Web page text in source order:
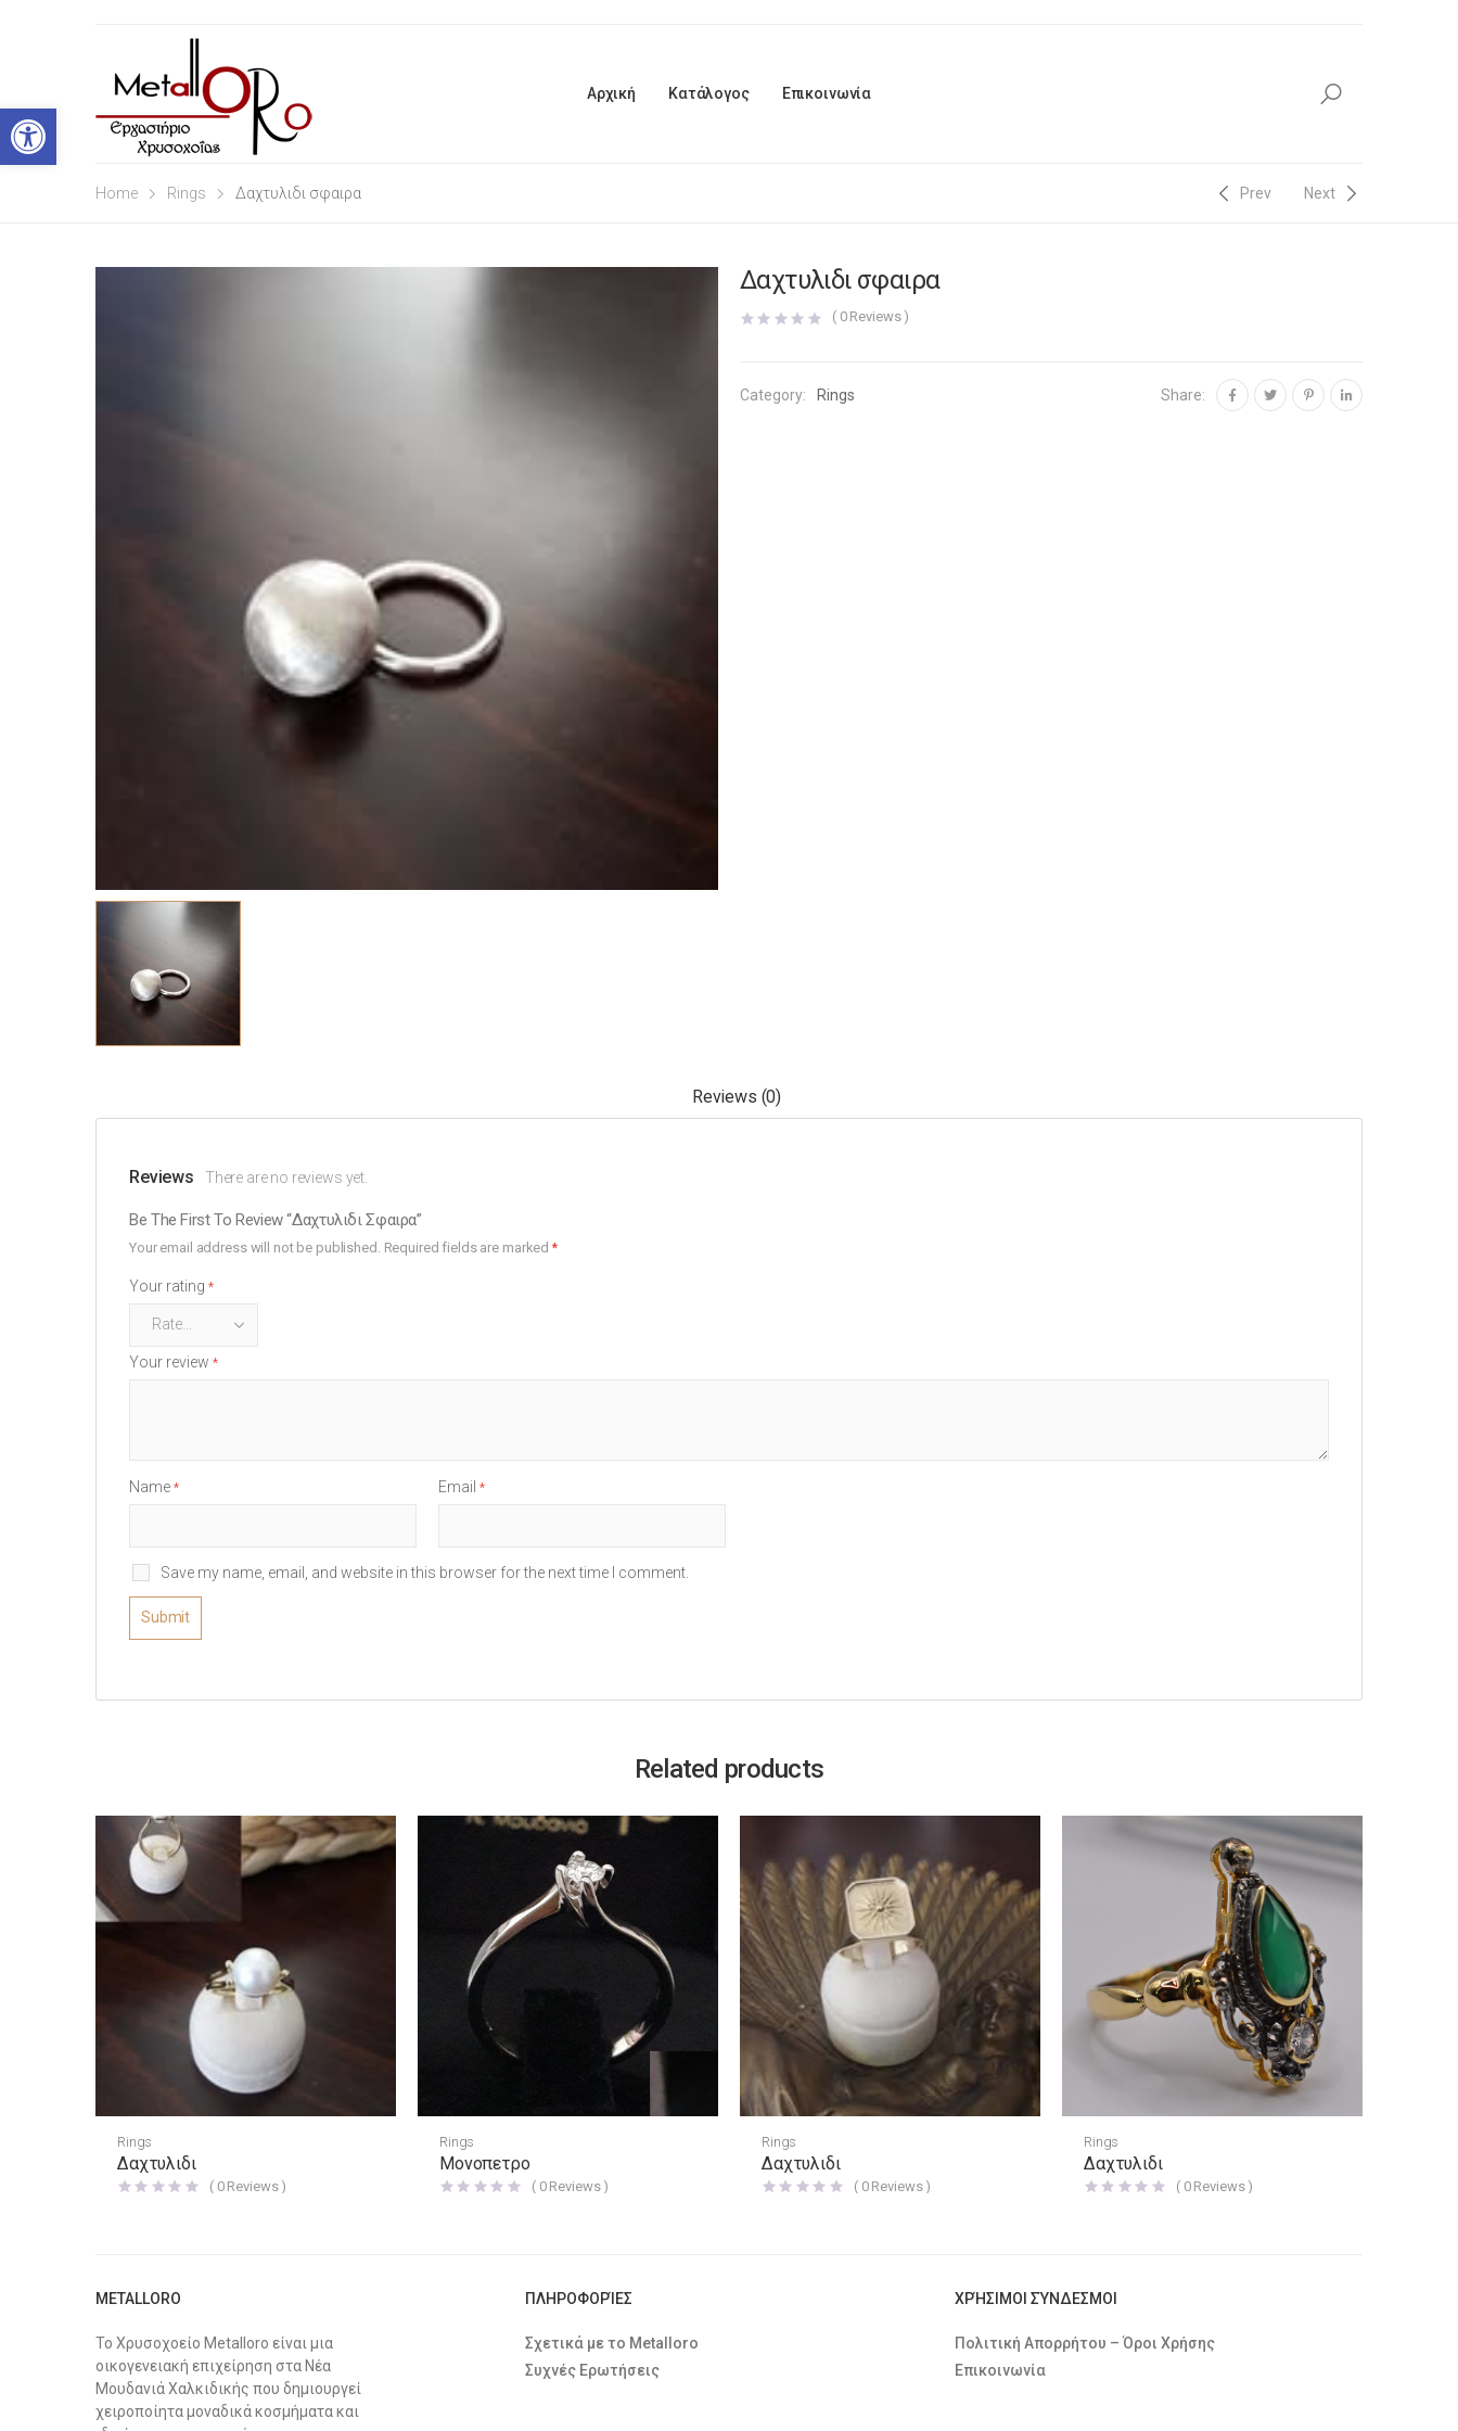
Αρχική Κατάλογος Επικοινωνία
Home Rings Δαχτυλιδι σφαιρα Prev Next
Δαχτυλιδι σφαιρα
( 0Reviews )
Category: Rings Share:
Reviews (0)
Reviews There are no reviews yet.
Be The First To Review “Δαχτυλιδι Σφαιρα”
Your email address will not be published. Required fields are marked*
Your rating *
Your review *
Name * Email *
Save my name, email, and website in this browser for the next time I comment.
Related products
Rings
Δαχτυλιδι
( 0Reviews )
Rings
Μονοπετρο
( 0Reviews )
Rings
Δαχτυλιδι
( 0Reviews )
Rings
Δαχτυλιδι
( 0Reviews )
METALLORO
Το Χρυσοχοείο Metalloro είναι μια
οικογενειακή επιχείρηση στα Νέα
Μουδανιά Χαλκιδικής που δημιουργεί
χειροποίητα μοναδικά κοσμήματα και
ΠΛΗΡΟΦΟΡΊΕΣ
Σχετικά με το Metalloro
Συχνές Ερωτήσεις
ΧΡΉΣΙΜΟΙ ΣΎΝΔΕΣΜΟΙ
Πολιτική Απορρήτου – Όροι Χρήσης
Επικοινωνία
Open toolbar